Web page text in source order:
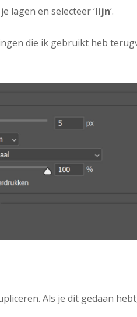
lagen en selecteer ‘lijn‘.
die ik gebruikt heb
Als je dit gedaan